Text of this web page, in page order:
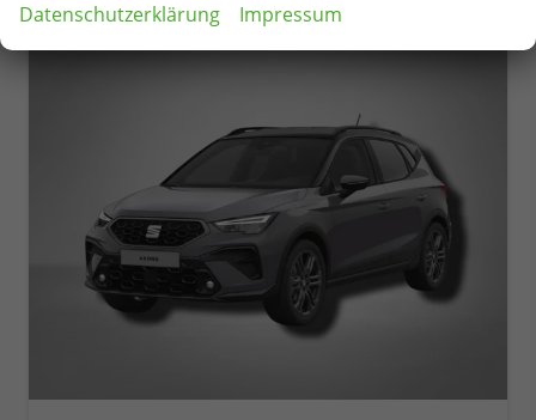
Datenschutzerklärung Impressum